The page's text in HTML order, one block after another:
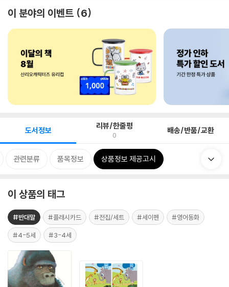
이 분야의 이벤트 6
도서정보 리뷰/한줄평
0 배송/반품/교환
관련분류 품목정보 상품정보 제공고시
이 상품의 태그
#반대말 #플래시카드 #전집/세트 #세이펜 #영어동화
#4-5세 #3-4세